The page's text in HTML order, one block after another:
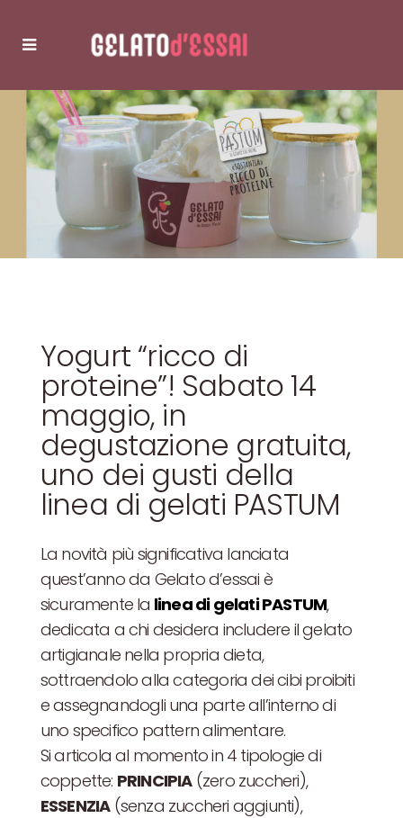
Yogurt “ricco di
proteine”! Sabato 14
maggio, in
degustazione gratuita,
uno dei gusti della
linea di gelati PASTUM
La novità più significativa lanciata
quest’anno da Gelato d’essai è
sicuramente la linea di gelati PASTUM,
dedicata a chi desidera includere il gelato
artigianale nella propria dieta,
sottraendolo alla categoria dei cibi proibiti
e assegnandogli una parte all’interno di
uno specifico pattern alimentare.
Si articola al momento in 4 tipologie di
coppette: PRINCIPIA(zero zuccheri),
ESSENZIA(senza zuccheri aggiunti),